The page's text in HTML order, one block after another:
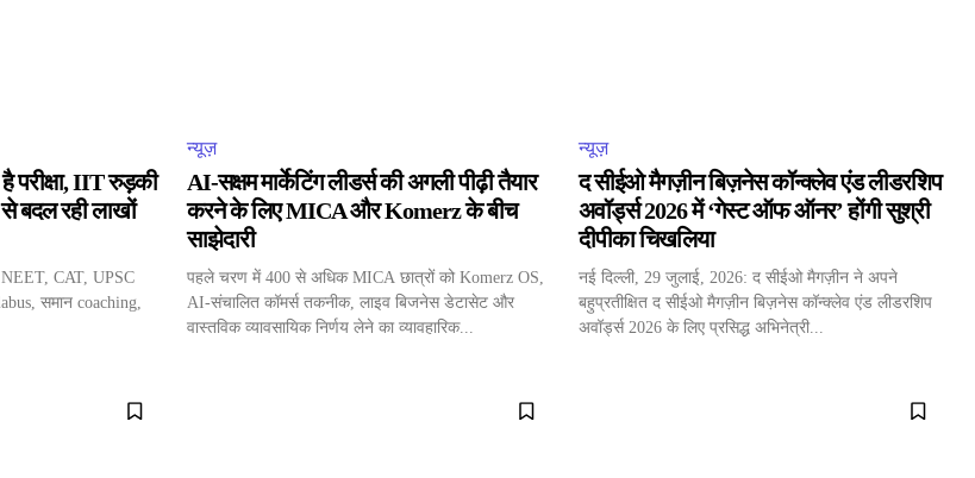
परीक्षा, IIT रुड़की
बदल रही लाखों
NEET, CAT, UPSC
समान coaching,
न्यूज़
AI-सक्षम मार्केटिंग लीडर्स की अगली पीढ़ी तैयार
करने के लिए MICA और Komerz के बीच
साझेदारी
पहले चरण में 400 से अधिक MICA छात्रों को Komerz OS,
AI-संचालित कॉमर्स तकनीक, लाइव बिजनेस डेटासेट और
वास्तविक व्यावसायिक निर्णय लेने का व्यावहारिक...
न्यूज़
द सीईओ मैगज़ीन बिज़नेस कॉन्क्लेव एंड लीडरशिप
अवॉर्ड्स 2026 में ‘गेस्ट ऑफ ऑनर’ होंगी सुश्री
दीपीका चिखलिया
नई दिल्ली, 29 जुलाई, 2026: द सीईओ मैगज़ीन ने अपने
बहुप्रतीक्षित द सीईओ मैगज़ीन बिज़नेस कॉन्क्लेव एंड लीडरशिप
अवॉर्ड्स 2026 के लिए प्रसिद्ध अभिनेत्री...